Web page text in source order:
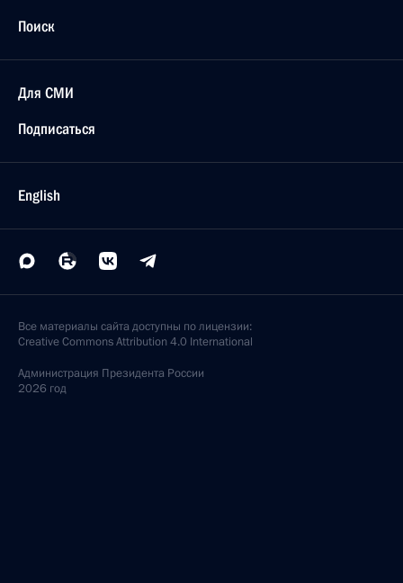
Поиск
Для СМИ
Подписаться
English
Все материалы сайта доступны по лицензии:
Creative Commons Attribution 4.0 International
Администрация Президента России
2026 год